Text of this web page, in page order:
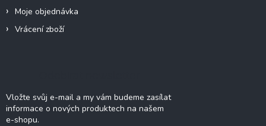
Moje objednávka
Vrácení zboží
Vložte svůj e-mail a my vám budeme zasílat
informace o nových produktech na našem
e-shopu.